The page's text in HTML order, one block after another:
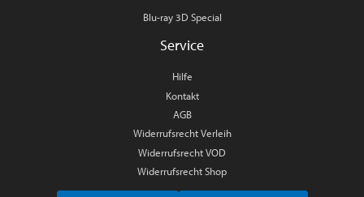
Blu-ray 3D Special
Service
Hilfe
Kontakt
AGB
Widerrufsrecht Verleih
Widerrufsrecht VOD
Widerrufsrecht Shop